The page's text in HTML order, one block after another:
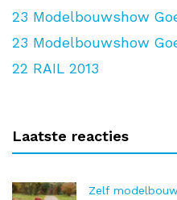
23 Modelbouwshow
23 Modelbouwshow
22 RAIL 2013
Laatste reacties
Zelf